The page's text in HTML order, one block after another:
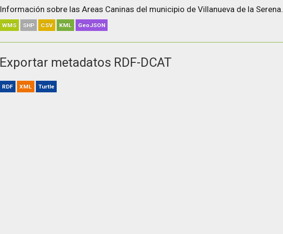
Información sobre las Areas Caninas del municipio de Villanueva de la Serena.
WMS SHP CSV KML GeoJSON
Exportar metadatos RDF-DCAT
RDF XML Turtle